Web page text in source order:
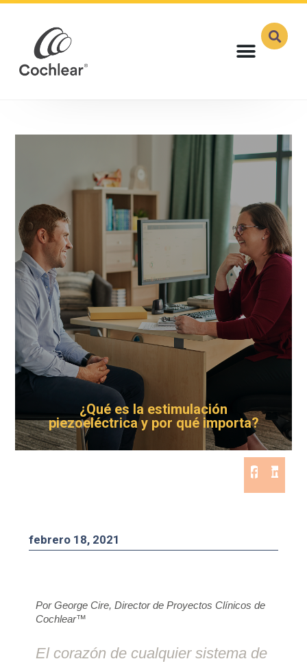
¿Qué es la estimulación
piezoeléctrica y por qué importa?
febrero 18, 2021
Por George Cire, Director de Proyectos Clínicos de
Cochlear™
El corazón de cualquier sistema de